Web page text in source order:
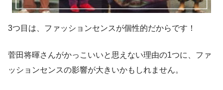
3つ目は、ファッションセンスが個性的だからです！
菅田将暉さんがかっこいいと思えない理由の1つに、 ファ
ッションセンスの影響が大きいかもしれません。